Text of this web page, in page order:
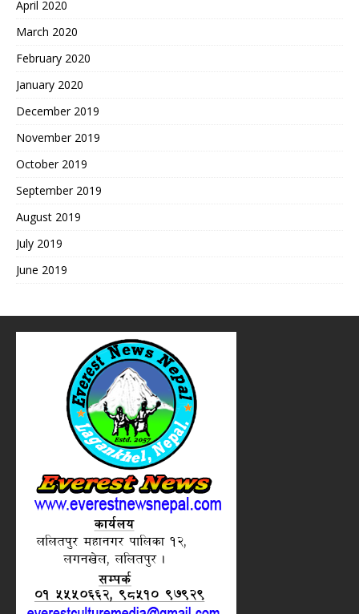
April 2020
March 2020
February 2020
January 2020
December 2019
November 2019
October 2019
September 2019
August 2019
July 2019
June 2019